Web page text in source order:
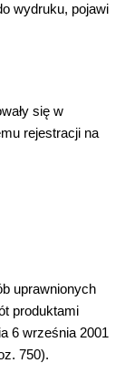
wydruku, pojawi
się w
rejestracji na
uprawnionych
produktami
6 września 2001
750).